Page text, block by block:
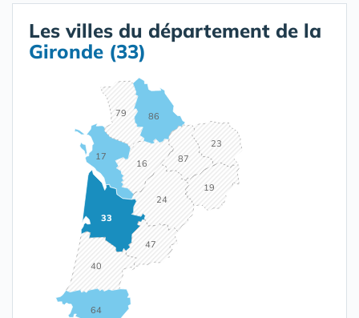
Les villes du département de la
Gironde (33)
16
17
19
23
24
33
40
47
64
79 86
87